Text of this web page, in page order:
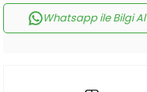
Whatsapp ile Bilgi Al